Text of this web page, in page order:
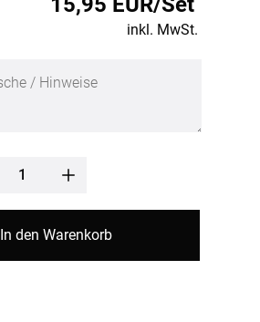
inkl. MwSt.
In den Warenkorb